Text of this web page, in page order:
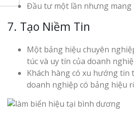
Đầu tư một lần nhưng mang
7. Tạo Niềm Tin
Một bảng hiệu chuyên
túc và uy tín của doanh
Khách hàng có xu hướng tin
doanh nghiệp có bảng hiệu